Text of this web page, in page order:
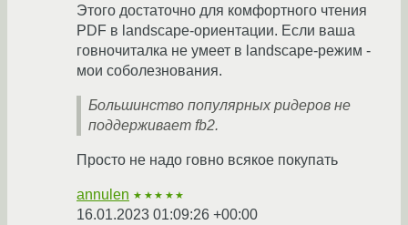
Этого достаточно для комфортного чтения
PDF в landscape-ориентации. Если ваша
говночиталка не умеет в landscape-режим -
мои соболезнования.
Большинство популярных ридеров не
поддерживает fb2.
Просто не надо говно всякое покупать
annulen ★★★★★
16.01.2023 01:09:26 +00:00